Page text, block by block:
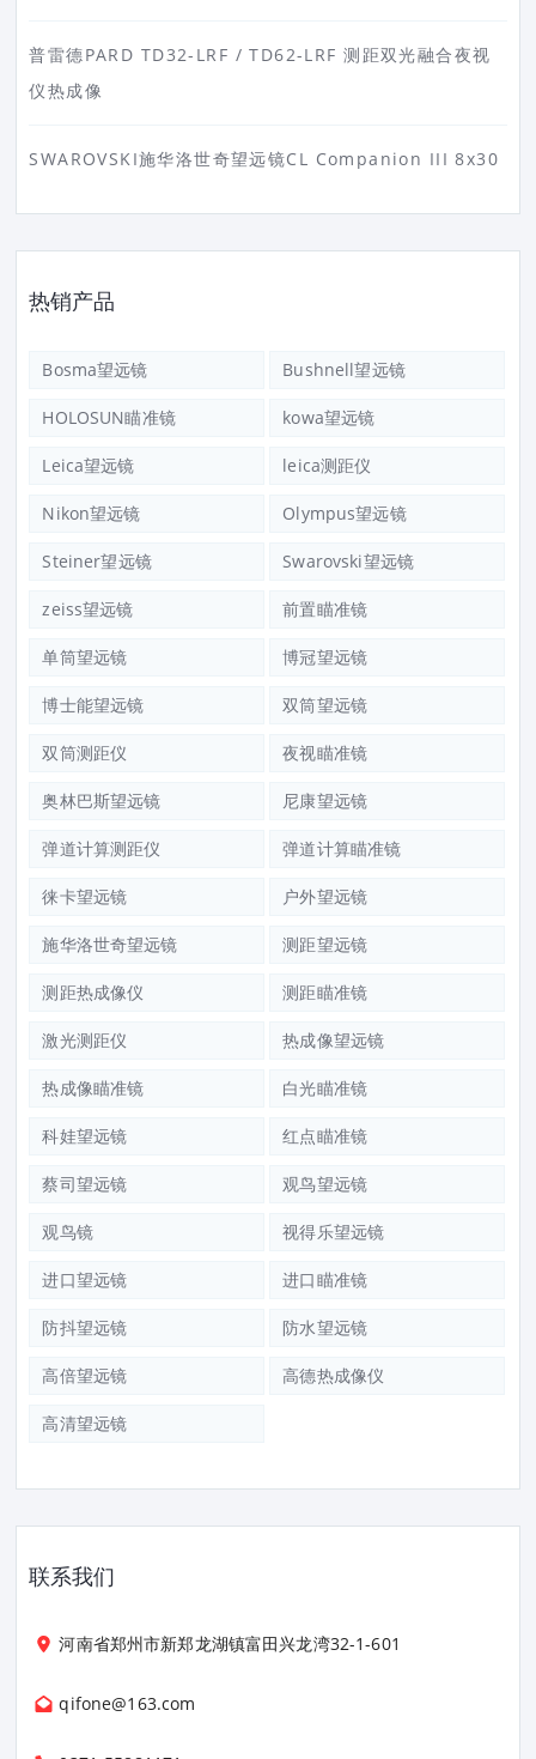
普雷德PARD TD32-LRF / TD62-LRF 测距双光融合夜视
仪热成像
SWAROVSKI施华洛世奇望远镜CL Companion III 8x30
热销产品
Bosma望远镜 Bushnell望远镜
HOLOSUN瞄准镜 kowa望远镜
Leica望远镜 leica测距仪
Nikon望远镜 Olympus望远镜
Steiner望远镜 Swarovski望远镜
zeiss望远镜 前置瞄准镜
单筒望远镜 博冠望远镜
博士能望远镜 双筒望远镜
双筒测距仪 夜视瞄准镜
奥林巴斯望远镜 尼康望远镜
弹道计算测距仪 弹道计算瞄准镜
徕卡望远镜 户外望远镜
施华洛世奇望远镜 测距望远镜
测距热成像仪 测距瞄准镜
激光测距仪 热成像望远镜
热成像瞄准镜 白光瞄准镜
科娃望远镜 红点瞄准镜
蔡司望远镜 观鸟望远镜
观鸟镜 视得乐望远镜
进口望远镜 进口瞄准镜
防抖望远镜 防水望远镜
高倍望远镜 高德热成像仪
高清望远镜
联系我们
河南省郑州市新郑龙湖镇富田兴龙湾32-1-601
qifone@163.com